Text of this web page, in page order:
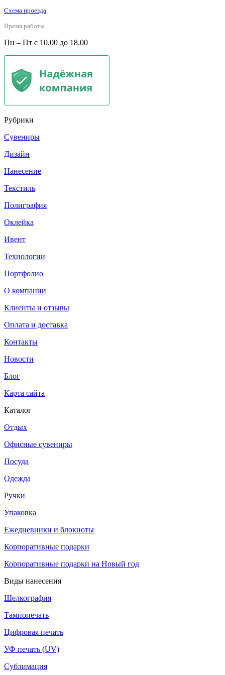
Схема проезда
Время работы
Пн – Пт с 10.00 до 18.00
Рубрики
Сувениры
Дизайн
Нанесение
Текстиль
Полиграфия
Оклейка
Ивент
Технологии
Портфолио
О компании
Клиенты и отзывы
Оплата и доставка
Контакты
Новости
Блог
Карта сайта
Каталог
Отдых
Офисные сувениры
Посуда
Одежда
Ручки
Упаковка
Ежедневники и блокноты
Корпоративные подарки
Корпоративные подарки на Новый год
Виды нанесения
Шелкография
Тампопечать
Цифровая печать
УФ печать (UV)
Сублимация